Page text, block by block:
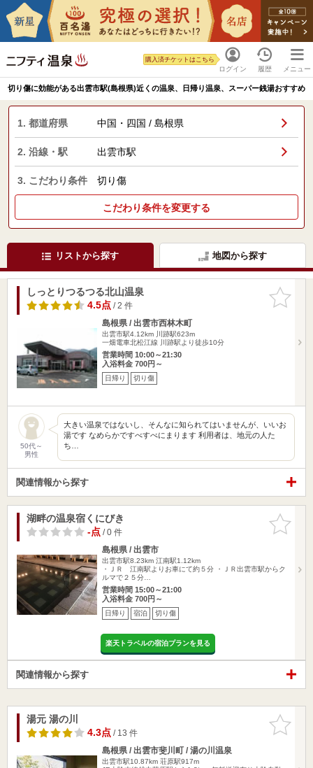
ログイン
購入済チケットはこちら
履歴 メニュー
切り傷に効能がある出雲市駅(島根県)近くの温泉、日帰り温泉、スーパー銭湯おすすめ
1. 都道府県 中国・四国 / 島根県
2. 沿線・駅 出雲市駅
3. こだわり条件 切り傷
こだわり条件を変更する
リストから探す 地図から探す
お気に入
りに追加
しっとりつるつる北山温泉
4.5点/ 2 件
島根県 / 出雲市西林木町
出雲市駅4.12km
川跡駅623m
一畑電車北松江線 川跡駅より徒歩10分
営業時間 10:00～21:30
入浴料金 700円～
日帰り 切り傷
50代～
男性
大きい温泉ではないし、そんなに知られてはいませんが、いいお
湯です なめらかですべすべにまります 利用者は、地元の人た
ち…
関連情報から探す
お気に入
りに追加
湖畔の温泉宿くにびき
-点/ 0 件
島根県 / 出雲市
出雲市駅8.23km 江南駅1.12km
・ＪＲ 江南駅よりお車にて約５分 ・ＪＲ出雲市駅からク
ルマで２５分…
営業時間 15:00～21:00
入浴料金 700円～
日帰り 宿泊 切り傷
楽天トラベルの宿泊プランを見る
関連情報から探す
お気に入
りに追加
湯元 湯の川
4.3点/ 13 件
島根県 / 出雲市斐川町 / 湯の川温泉
出雲市駅10.87km 荘原駅917m